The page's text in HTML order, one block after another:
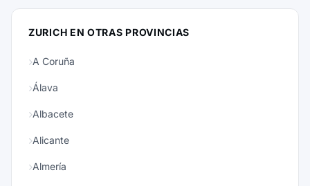
ZURICH EN OTRAS PROVINCIAS
A Coruña
Álava
Albacete
Alicante
Almería